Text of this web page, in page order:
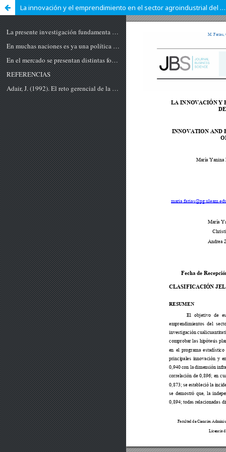
La innovación y el emprendimiento en el sector agroindustrial del cantón Chone Manabí - Ecuador